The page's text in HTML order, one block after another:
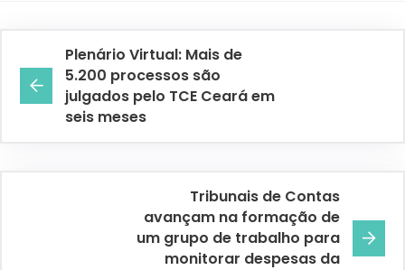
Plenário Virtual: Mais de
5.200 processos são
julgados pelo TCE Ceará em
seis meses
Tribunais de Contas
avançam na formação de
um grupo de trabalho para
monitorar despesas da